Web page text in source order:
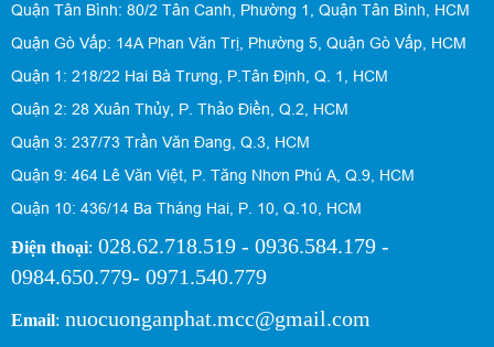
Quận Tân Bình: 80/2 Tân Canh, Phường 1, Quận Tân Bình, HCM
Quận Gò Vấp: 14A Phan Văn Trị, Phường 5, Quận Gò Vấp, HCM
Quận 1: 218/22 Hai Bà Trưng, P.Tân Định, Q. 1, HCM
Quận 2: 28 Xuân Thủy, P. Thảo Điền, Q.2, HCM
Quận 3: 237/73 Trần Văn Đang, Q.3, HCM
Quận 9: 464 Lê Văn Việt, P. Tăng Nhơn Phú A, Q.9, HCM
Quận 10: 436/14 Ba Tháng Hai, P. 10, Q.10, HCM
Điện thoại: 028.62.718.519 - 0936.584.179 -
0984.650.779- 0971.540.779
Email: nuocuonganphat.mcc@gmail.com